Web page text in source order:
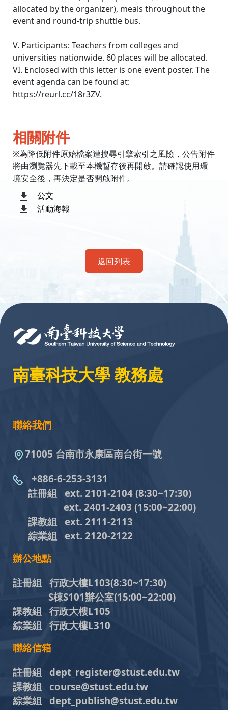
allocated by the organizer), meals throughout the
event and round-trip shuttle bus.
V. Participants: Teachers from colleges and
universities nationwide. 60 places will be allocated.
VI. Enclosed with this letter is one event poster. The
event agenda can be found at:
https://reurl.cc/18r3ZV.
相關附件
※為降低附件原始檔案遭搜尋引擎索引之風險，公告附件
將由瀏覽器先下載至本機暫存後再開啟。請確認使用環
境安全後，再決定是否開啟附件。
公文
活動海報
返回列表
南臺科技大學 教務處
聯絡我們
71005 台南市永康區南台街一號
+886-6-253-3131
註冊組 ext. 2101-2104 (8:30~17:30)
ext. 2401-2403 (15:00~22:00)
課教組 ext. 2111-2113
綜業組
ext. 2120-2122
辦公地點
註冊組 行政大樓L103(8:30~17:30)
S棟S101辦公室(15:00~22:00)
課教組 行政大樓L105
綜業組 行政大樓L310
聯絡信箱
註冊組 dept_register@stust.edu.tw
課教組 course@stust.edu.tw
綜業組 dept_publish@stust.edu.tw